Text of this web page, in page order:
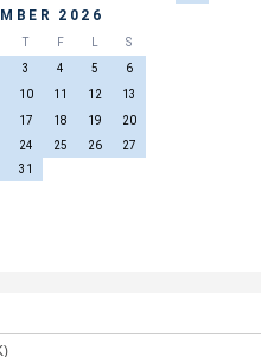
2026
T F
S
3
4 5
6
10
11 12
13
17
18 19
20
24
25 26
27
31